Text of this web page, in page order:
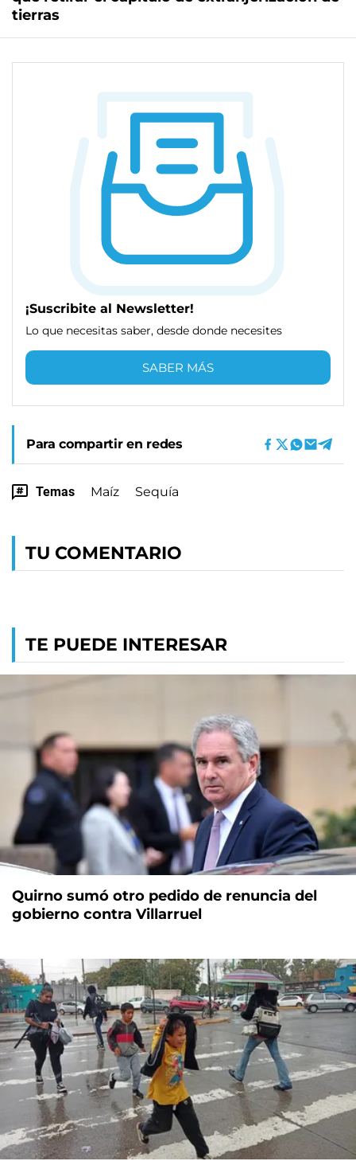
tierras
¡Suscribite al Newsletter!
Lo que necesitas saber, desde donde necesites
SABER MÁS
Para compartir en redes
Temas Maíz Sequía
TU COMENTARIO
TE PUEDE INTERESAR
Quirno sumó otro pedido de renuncia del
gobierno contra Villarruel